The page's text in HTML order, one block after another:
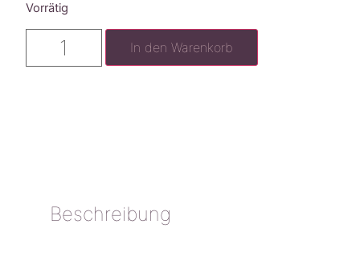
Vorrätig
In den Warenkorb
Beschreibung